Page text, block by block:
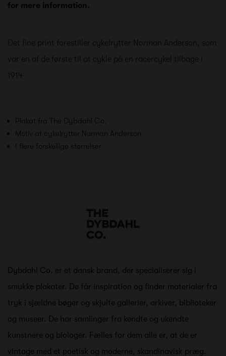
for mere information.
Det fine print forestiller cykelrytter Norman Anderson, som
var en af de første til at cykle på en racercykel tilbage i
1914
Plakat fra The Dybdahl Co.
Motiv af cykelrytter Norman Anderson
I flere forskellige størrelser
Dybdahl Co. er et dansk brand, der specialiserer sig i
smukke plakater. De får inspiration og finder materialer fra
tryk i sjældne bøger og skjulte gallerier, arkiver, biblioteker
og museer. De har samlinger fra kendte og ukendte
kunstnere og biologer. Fælles for dem alle er, at de er
vintage med et poetisk og moderne, skandinavisk præg.